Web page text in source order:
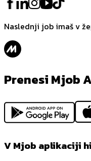
Naslednji job imaš v
Prenesi Mjob
V Mjob aplikaciji